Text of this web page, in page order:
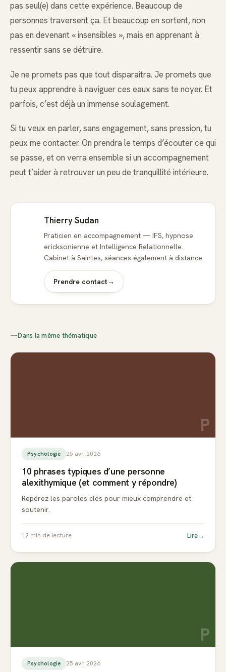
pas seul(e) dans cette expérience. Beaucoup de
personnes traversent ça. Et beaucoup en sortent, non
pas en devenant « insensibles », mais en apprenant à
ressentir sans se détruire.
Je ne promets pas que tout disparaîtra. Je promets que
tu peux apprendre à naviguer ces eaux sans te noyer. Et
parfois, c’est déjà un immense soulagement.
Si tu veux en parler, sans engagement, sans pression, tu
peux me contacter. On prendra le temps d’écouter ce qui
se passe, et on verra ensemble si un accompagnement
peut t’aider à retrouver un peu de tranquillité intérieure.
Thierry Sudan
Praticien en accompagnement — IFS, hypnose
ericksonienne et Intelligence Relationnelle.
Cabinet à Saintes, séances également à distance.
Prendre contact→
—Dans la même thématique
P
Psychologie 25 avr. 2026
10 phrases typiques d’une personne
alexithymique (et comment y répondre)
Repérez les paroles clés pour mieux comprendre et
soutenir.
12 min de lecture Lire→
P
Psychologie 25 avr. 2026